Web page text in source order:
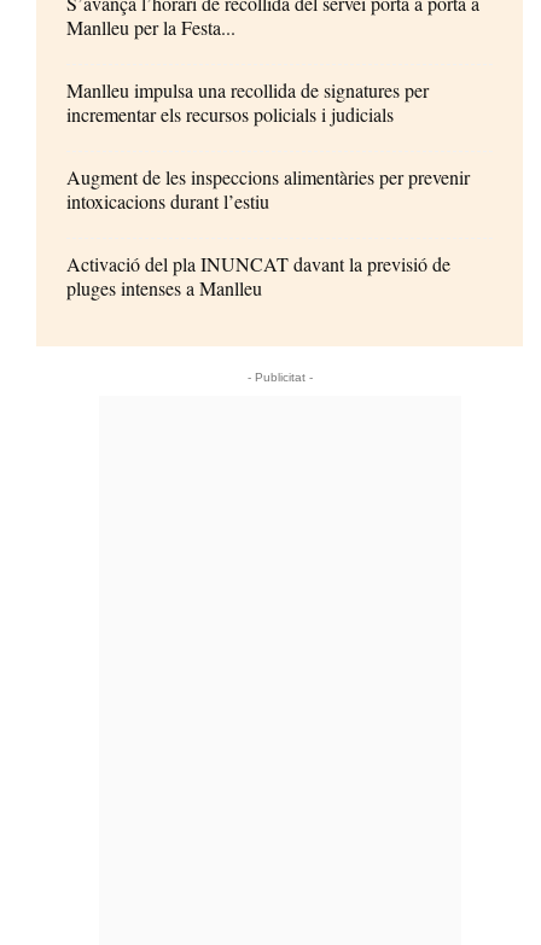
Manlleu per la Festa...
Manlleu impulsa una recollida de signatures per
incrementar els recursos policials i judicials
Augment de les inspeccions alimentàries per prevenir
intoxicacions durant l’estiu
Activació del pla INUNCAT davant la previsió de
pluges intenses a Manlleu
- Publicitat -